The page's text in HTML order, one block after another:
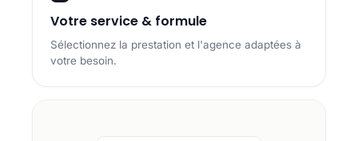
Votre service & formule
Sélectionnez la prestation et l'agence adaptées à
votre besoin.